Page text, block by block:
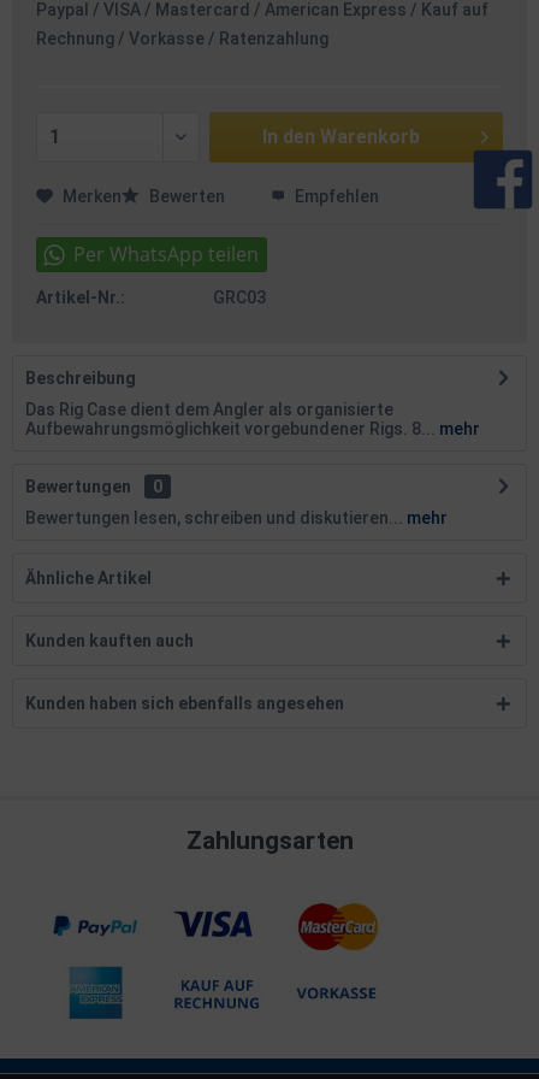
Paypal / VISA / Mastercard / American Express / Kauf auf
Rechnung / Vorkasse / Ratenzahlung
In den Warenkorb
Merken Bewerten Empfehlen
Artikel-Nr.: GRC03
Beschreibung
Das Rig Case dient dem Angler als organisierte
Aufbewahrungsmöglichkeit vorgebundener Rigs. 8...
mehr
Bewertungen
0
Bewertungen lesen, schreiben und diskutieren...
mehr
Ähnliche Artikel
Kunden kauften auch
Kunden haben sich ebenfalls angesehen
Zahlungsarten